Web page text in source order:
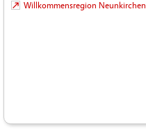
Willkommensregion Neunkirchen